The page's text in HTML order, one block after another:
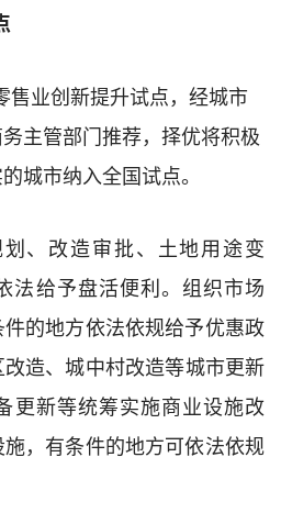
售业创新提升试点，经城市
主管部门推荐，择优将积极
城市纳入全国试点。
、改造审批、土地用途变
法给予盘活便利。 组织市场
的地方依法依规给予优惠政
造、城中村改造等城市更新
更新等统筹实施商业设施改
， 有条件的地方可依法依规